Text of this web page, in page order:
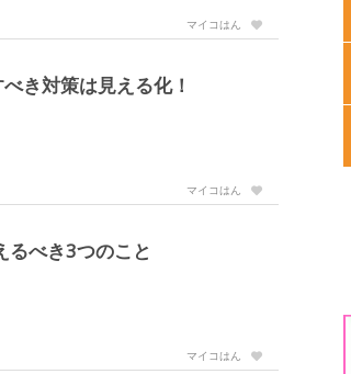
マイコはん
き対策は見える化！
マイコはん
べき3つのこと
マイコはん